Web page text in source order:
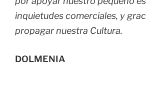
inquietudes comerciales, y
propagar nuestra Cultura.
DOLMENIA